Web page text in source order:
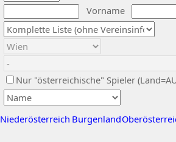
Vorname
Nur "österreichische" Spieler
Niederösterreich Burgenland